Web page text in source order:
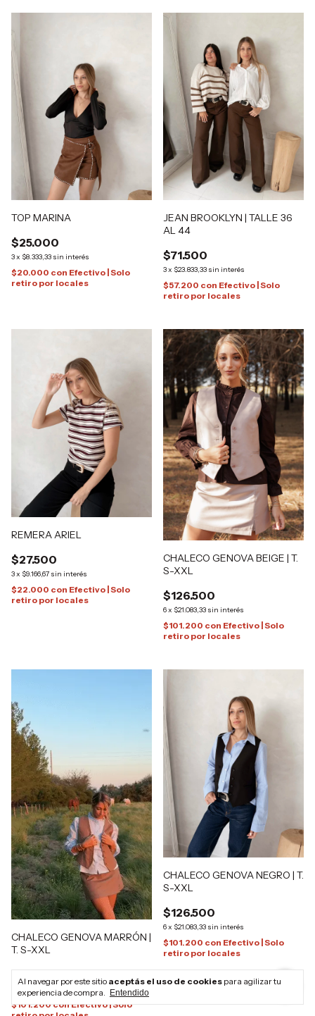
Al navegar por este sitio aceptás el uso de cookies para agilizar tu
experiencia de compra.
Entendido
TOP MARINA
$25.000
3x $8.333,33 sin interés
$20.000 con Efectivo | Solo
retiro por locales
JEAN BROOKLYN | TALLE 36
AL 44
$71.500
3x $23.833,33 sin interés
$57.200 con Efectivo | Solo
retiro por locales
REMERA ARIEL
$27.500
3x $9.166,67 sin interés
$22.000 con Efectivo | Solo
retiro por locales
CHALECO GENOVA BEIGE | T.
S-XXL
$126.500
6x $21.083,33 sin interés
$101.200 con Efectivo | Solo
retiro por locales
CHALECO GENOVA MARRÓN |
T. S-XXL
$126.500
$21.083,33 sin interés
$101.200conEfectivo | Solo
CHALECO GENOVA NEGRO | T.
S-XXL
$126.500
6x $21.083,33 sin interés
$101.200 con Efectivo | Solo
retiro por locales